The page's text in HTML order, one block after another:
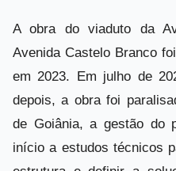
A obra do viaduto da
Avenida Castelo Branco
em 2023. Em julho de
depois, a obra foi
de Goiânia, a gestão do
início a estudos técnicos